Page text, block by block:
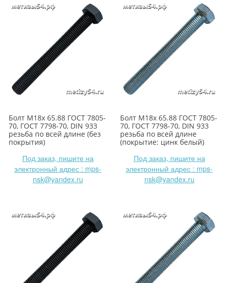
Болт М18х 65.88 ГОСТ 7805-
70, ГОСТ 7798-70, DIN 933
резьба по всей длине (без
покрытия)
Под заказ, пишите на
электронный адрес : mps-
nsk@yandex.ru
Болт М18х 65.88 ГОСТ 7805-
70, ГОСТ 7798-70, DIN 933
резьба по всей длине
(покрытие: цинк белый)
Под заказ, пишите на
электронный адрес : mps-
nsk@yandex.ru